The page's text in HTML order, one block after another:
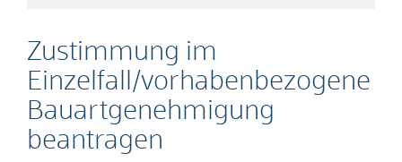
Zustimmung im
Einzelfall/vorhabenbezogene
Bauartgenehmigung
beantragen